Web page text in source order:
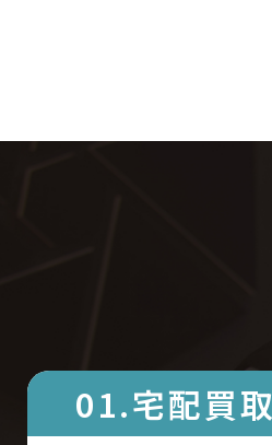
01.宅配買取